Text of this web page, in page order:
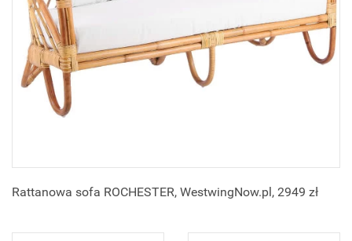
Rattanowa sofa ROCHESTER, WestwingNow.pl, 2949 zł